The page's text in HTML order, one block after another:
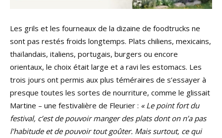
Les grils et les fourneaux de la dizaine de foodtrucks ne
sont pas restés froids longtemps. Plats chiliens, mexicains,
thaïlandais, italiens, portugais, burgers ou encore
orientaux, le choix était large et a ravi les estomacs. Les
trois jours ont permis aux plus téméraires de s’essayer à
presque toutes les sortes de nourriture, comme le glissait
Martine – une festivalière de Fleurier : « Le point fort du
festival, c’est de pouvoir manger des plats dont on n’a pas
l’habitude et de pouvoir tout goûter. Mais surtout, ce qui